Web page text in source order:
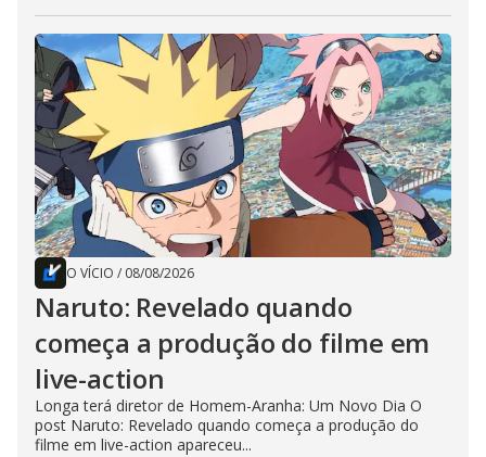
O VÍCIO / 08/08/2026
Naruto: Revelado quando
começa a produção do filme em
live-action
Longa terá diretor de Homem-Aranha: Um Novo Dia O
post Naruto: Revelado quando começa a produção do
filme em live-action apareceu...